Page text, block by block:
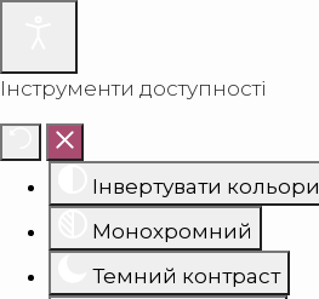
Інструменти доступності
Інвертувати кольори
Монохромний
Темний контраст